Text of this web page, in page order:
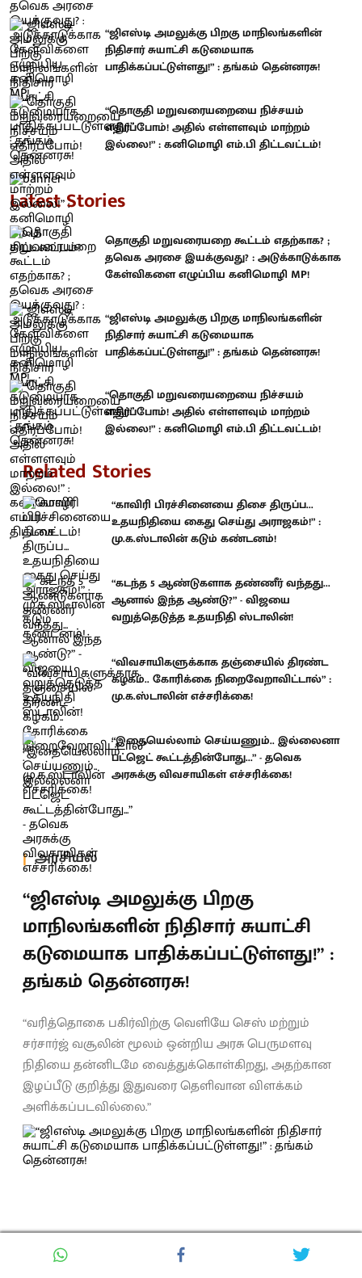
“ஜிஎஸ்டி அமலுக்கு பிறகு மாநிலங்களின்
நிதிசார் சுயாட்சி கடுமையாக
பாதிக்கப்பட்டுள்ளது!” : தங்கம் தென்னரசு!
“தொகுதி மறுவரையறையை நிச்சயம்
எதிர்ப்போம்! அதில் எள்ளளவும் மாற்றம்
இல்லை!” : கனிமொழி எம்.பி திட்டவட்டம்!
Latest Stories
தொகுதி மறுவரையறை கூட்டம் எதற்காக? ;
தவெக அரசை இயக்குவது? : அடுக்காடுக்காக
கேள்விகளை எழுப்பிய கனிமொழி MP!
“ஜிஎஸ்டி அமலுக்கு பிறகு மாநிலங்களின்
நிதிசார் சுயாட்சி கடுமையாக
பாதிக்கப்பட்டுள்ளது!” : தங்கம் தென்னரசு!
“தொகுதி மறுவரையறையை நிச்சயம்
எதிர்ப்போம்! அதில் எள்ளளவும் மாற்றம்
இல்லை!” : கனிமொழி எம்.பி திட்டவட்டம்!
Related Stories
“காவிரி பிரச்சினையை திசை திருப்ப...
உதயநிதியை கைது செய்து அராஜகம்!” :
மு.க.ஸ்டாலின் கடும் கண்டனம்!
“கடந்த 5 ஆண்டுகளாக தண்ணீர் வந்தது...
ஆனால் இந்த ஆண்டு?” - விஜயை
வறுத்தெடுத்த உதயநிதி ஸ்டாலின்!
“விவசாயிகளுக்காக தஞ்சையில் திரண்ட
கழகம்.. கோரிக்கை நிறைவேறாவிட்டால்” :
மு.க.ஸ்டாலின் எச்சரிக்கை!
“இதையெல்லாம் செய்யணும்.. இல்லைனா
பட்ஜெட் கூட்டத்தின்போது...” - தவெக
அரசுக்கு விவசாயிகள் எச்சரிக்கை!
அரசியல்
“ஜிஎஸ்டி அமலுக்கு பிறகு
மாநிலங்களின் நிதிசார் சுயாட்சி
கடுமையாக பாதிக்கப்பட்டுள்ளது!” :
தங்கம் தென்னரசு!
“வரித்தொகை பகிர்விற்கு வெளியே செஸ் மற்றும்
சர்சார்ஜ் வசூலின் மூலம் ஒன்றிய அரசு பெருமளவு
நிதியை தன்னிடமே வைத்துக்கொள்கிறது, அதற்கான
இழப்பீடு குறித்து இதுவரை தெளிவான விளக்கம்
அளிக்கப்படவில்லை.”